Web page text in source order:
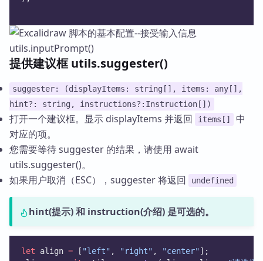
提供建议框 utils.suggester()
suggester: (displayItems: string[], items: any[],
hint?: string, instructions?:Instruction[])
打开一个建议框。显示 displayItems 并返回 items[]
中
对应的项。
您需要等待 suggester 的结果，请使用 await
utils.suggester()。
如果用户取消（ESC），suggester 将返回
undefined
hint(提示) 和 instruction(介绍) 是可选的。
let align = [ "left" , "right" , "center" ];